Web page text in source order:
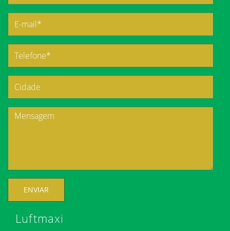
ENVIAR
Luftmaxi